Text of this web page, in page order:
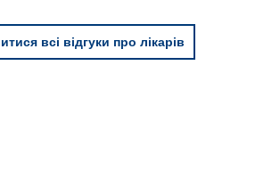
всі відгуки про лікарів